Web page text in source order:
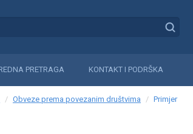
PRETRAGA KONTAKT I PODRŠKA
Obveze prema povezanim društvima
Primjer